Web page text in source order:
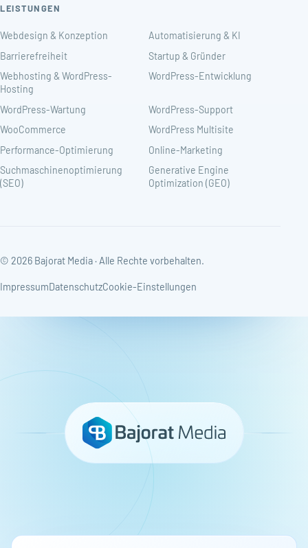
LEISTUNGEN
Webdesign & Konzeption
Automatisierung & KI
Barrierefreiheit
Startup & Gründer
Webhosting & WordPress-
Hosting
WordPress-Entwicklung
WordPress-Wartung
WordPress-Support
WooCommerce
WordPress Multisite
Performance-Optimierung
Online-Marketing
Suchmaschinenoptimierung
(SEO)
Generative Engine
Optimization (GEO)
© 2026 Bajorat Media · Alle Rechte vorbehalten.
ImpressumDatenschutzCookie-Einstellungen